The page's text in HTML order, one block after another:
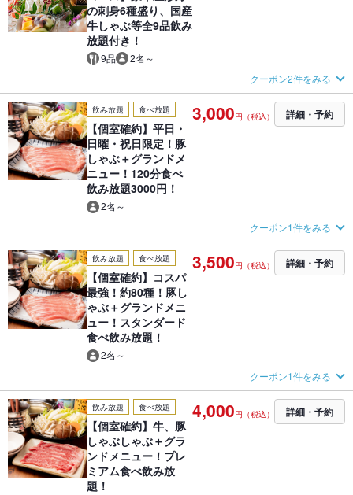
の刺身6種盛り、国産
牛しゃぶ等全9品飲み
放題付き！
9品
2名～
クーポン2件をみる
飲み放題 食べ放題
【個室確約】平日・
日曜・祝日限定！豚
しゃぶ＋グランドメ
ニュー！120分食べ
飲み放題3000円！
2名～
3,000円（税込） 詳細・予約
クーポン1件をみる
飲み放題 食べ放題
【個室確約】コスパ
最強！約80種！豚し
ゃぶ＋グランドメニ
ュー！スタンダード
食べ飲み放題！
2名～
3,500円（税込） 詳細・予約
クーポン1件をみる
飲み放題 食べ放題
【個室確約】牛、豚
しゃぶしゃぶ＋グラ
ンドメニュー！プレ
ミアム食べ飲み放
題！
4,000円（税込） 詳細・予約